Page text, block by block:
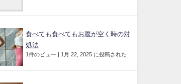
食べても食べてもお腹が空く時の対
処法
1件のビュー | 1月 22, 2025 に投稿された